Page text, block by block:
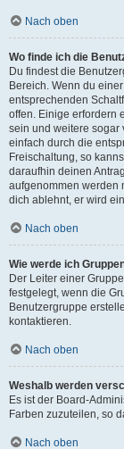
Nach oben
Wo finde ich die
Du findest die
Bereich. Wenn du
entsprechenden
offen. Einige erfordern
sein und weitere sogar
einfach durch die
Freischaltung, so
daraufhin deinen
aufgenommen werden
dich ablehnt, er wird
Nach oben
Wie werde ich
Der Leiter einer
festgelegt, wenn die
Benutzergruppe
kontaktieren.
Nach oben
Weshalb werden
Es ist der Board-
Farben zuzuteilen, so
Nach oben